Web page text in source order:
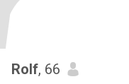
Rolf, 66